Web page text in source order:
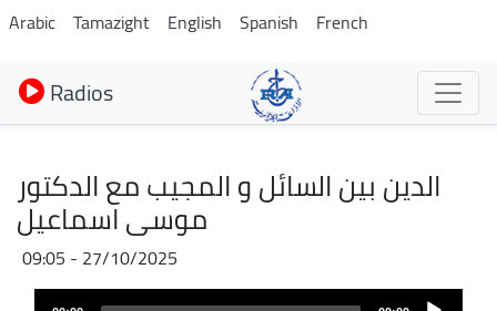
Aller
au
contenu
principal
Arabic Tamazight English Spanish French
Radios
الدين بين السائل و المجيب مع الدكتور
موسى اسماعيل
27/10/2025 - 09:05